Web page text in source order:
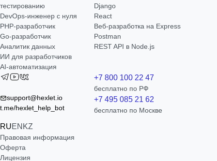
тестированию
DevOps-инженер с нуля
РНР-разработчик
Go-разработчик
Аналитик данных
ИИ для разработчиков
AI-автоматизация
Django
React
Веб-разработка на Express
Postman
REST API в Node.js
support@hexlet.io
t.me/hexlet_help_bot
RUEN KZ
+7 800 100 22 47
бесплатно по РФ
+7 495 085 21 62
бесплатно по Москве
Правовая информация
Оферта
Лицензия